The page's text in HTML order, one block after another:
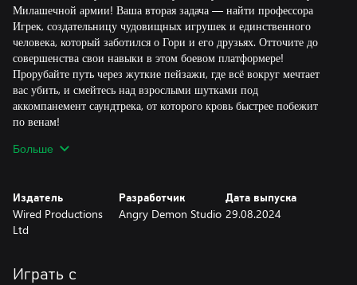
Милашечной армии! Ваша вторая задача — найти профессора
Игрек, создательницу чудовищных игрушек и единственного
человека, который заботился о Гори и его друзьях. Отточите до
совершенства свои навыки в этом боевом платформере!
Прорубайте путь через жуткие пейзажи, где всё вокруг мечтает
вас убить, и смейтесь над взрослыми шутками под
аккомпанемент саундтрека, от которого кровь быстрее побежит
по венам!
В этой динамичной увлекательной приключенческой игре нашим
внезапных и безумных союзников, чтобы выяснить всю правду
об ОАО «Крутые игрушки»! Готовьтесь к очаровательной резне!
последних прототипов искусственных питомцев, которого
контрабандой вывезли из ОАО «Крутые игрушки». Он
Больше
Издатель
Wired Productions
Ltd
Разработчик
Angry Demon Studio
Дата выпуска
29.08.2024
Играть с